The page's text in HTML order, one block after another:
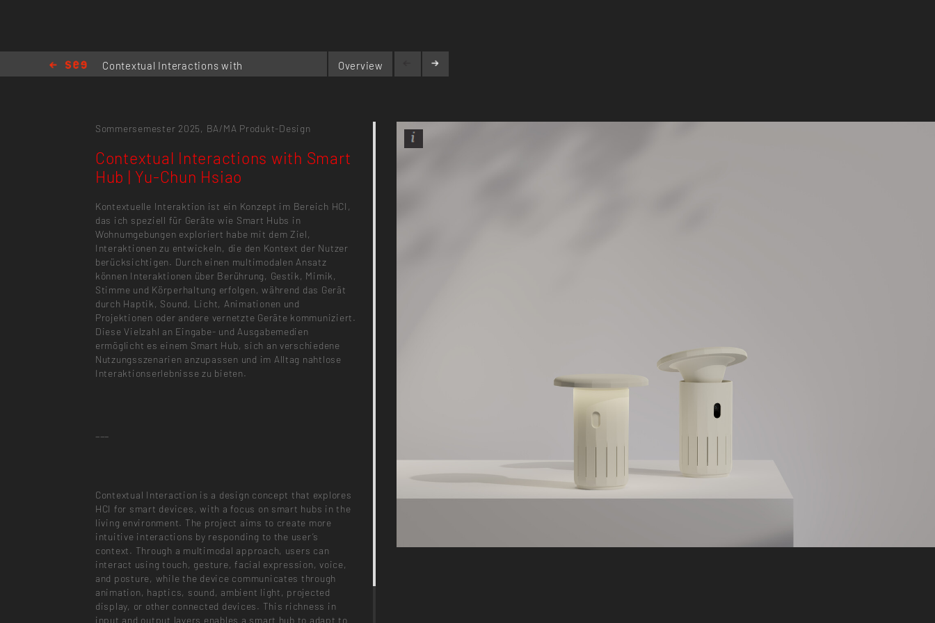
Contextual Interactions with
Overview
Sommersemester 2025, BA/MA Produkt-Design
Contextual Interactions with Smart
Hub | Yu-Chun Hsiao
Kontextuelle Interaktion ist ein Konzept im Bereich HCI,
das ich speziell für Geräte wie Smart Hubs in
Wohnumgebungen exploriert habe mit dem Ziel,
Interaktionen zu entwickeln, die den Kontext der Nutzer
berücksichtigen. Durch einen multimodalen Ansatz
können Interaktionen über Berührung, Gestik, Mimik,
Stimme und Körperhaltung erfolgen, während das Gerät
durch Haptik, Sound, Licht, Animationen und
Projektionen oder andere vernetzte Geräte kommuniziert.
Diese Vielzahl an Eingabe- und Ausgabemedien
ermöglicht es einem Smart Hub, sich an verschiedene
Nutzungsszenarien anzupassen und im Alltag nahtlose
Interaktionserlebnisse zu bieten.
Contextual Interaction is a design concept that explores
HCI for smart devices, with a focus on smart hubs in the
living environment. The project aims to create more
intuitive interactions by responding to the user’s
context. Through a multimodal approach, users can
interact using touch, gesture, facial expression, voice,
and posture, while the device communicates through
animation, haptics, sound, ambient light, projected
display, or other connected devices. This richness in
input and output layers enables a smart hub to adapt to